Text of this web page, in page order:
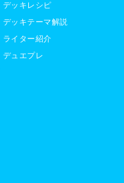
デッキレシピ
デッキテーマ解説
ライター紹介
デュエプレ